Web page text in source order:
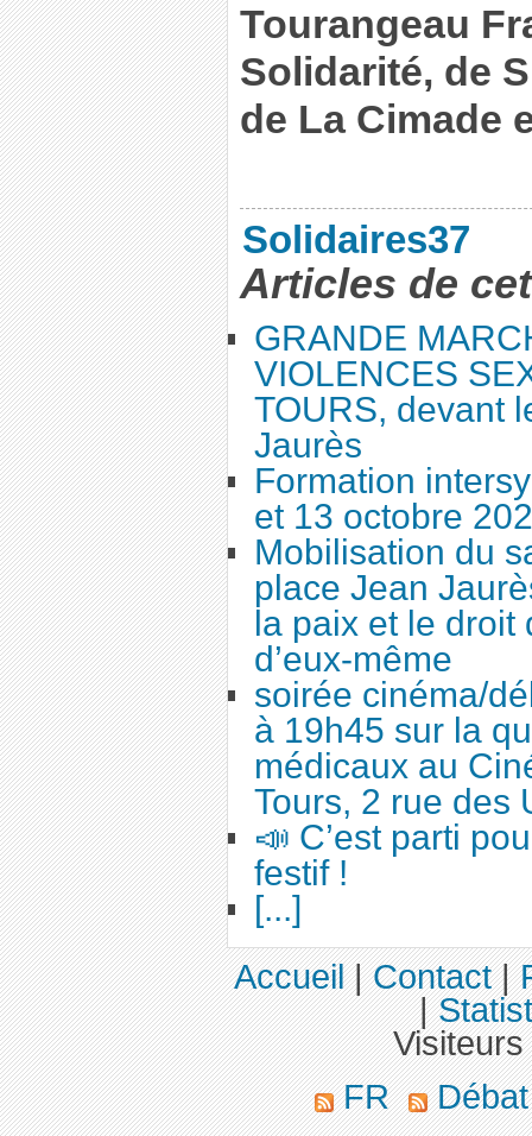
Tourangeau
Solidarité, de
de La Cimade
Solidaires37
Articles de
GRANDE
VIOLENCES
TOURS, devant
Jaurès
Formation
et 13 octobre
Mobilisation du
place Jean
la paix et le droit
d’eux-même
soirée cinéma/
à 19h45 sur la
médicaux au
Tours, 2 rue des
📣 C’est parti
festif !
[...]
Accueil|Contact|
|
FR